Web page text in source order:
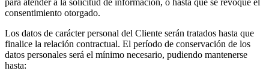
para atender a la solicitud de información, o hasta que se revoque el
consentimiento otorgado.
Los datos de carácter personal del Cliente serán tratados hasta que
finalice la relación contractual. El período de conservación de los
datos personales será el mínimo necesario, pudiendo mantenerse
hasta: